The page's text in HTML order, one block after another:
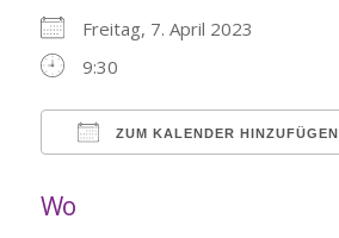
Freitag, 7. April 2023
9:30
ZUM KALENDER HINZUFÜGEN
Wo